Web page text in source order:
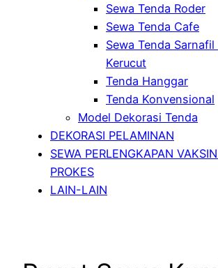
Sewa Tenda Roder
Sewa Tenda Cafe
Sewa Tenda Sarnafil
Kerucut
Tenda Hanggar
Tenda Konvensional
Model Dekorasi Tenda
DEKORASI PELAMINAN
SEWA PERLENGKAPAN
PROKES
LAIN-LAIN